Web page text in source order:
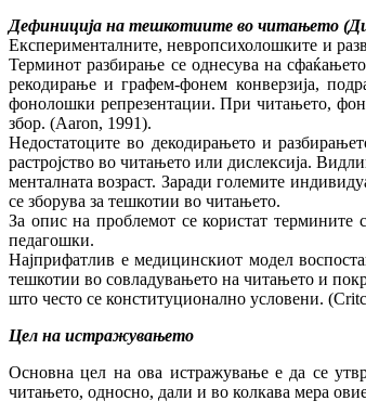
Дефиниција на тешкотиите во читањето
Експерименталните, невропсихолошките и
Терминот разбирање се однесува на
рекодирање и графем-фонем конверзија,
фонолошки репрезентации. При читањето,
збор. (Aaron, 1991).
Недостатоците во декодирањето и
растројство во читањето или дислексија.
менталната возраст. Заради големите
се зборува за тешкотии во читањето.
За опис на проблемот се користат термините
педагошки.
Најприфатлив е медицинскиот модел
тешкотии во совладувањето на читањето и
што често се конституционално условени.
Цел на истражувањето
Основна цел на ова истражување е да се
читањето, односно, дали и во колкава мера